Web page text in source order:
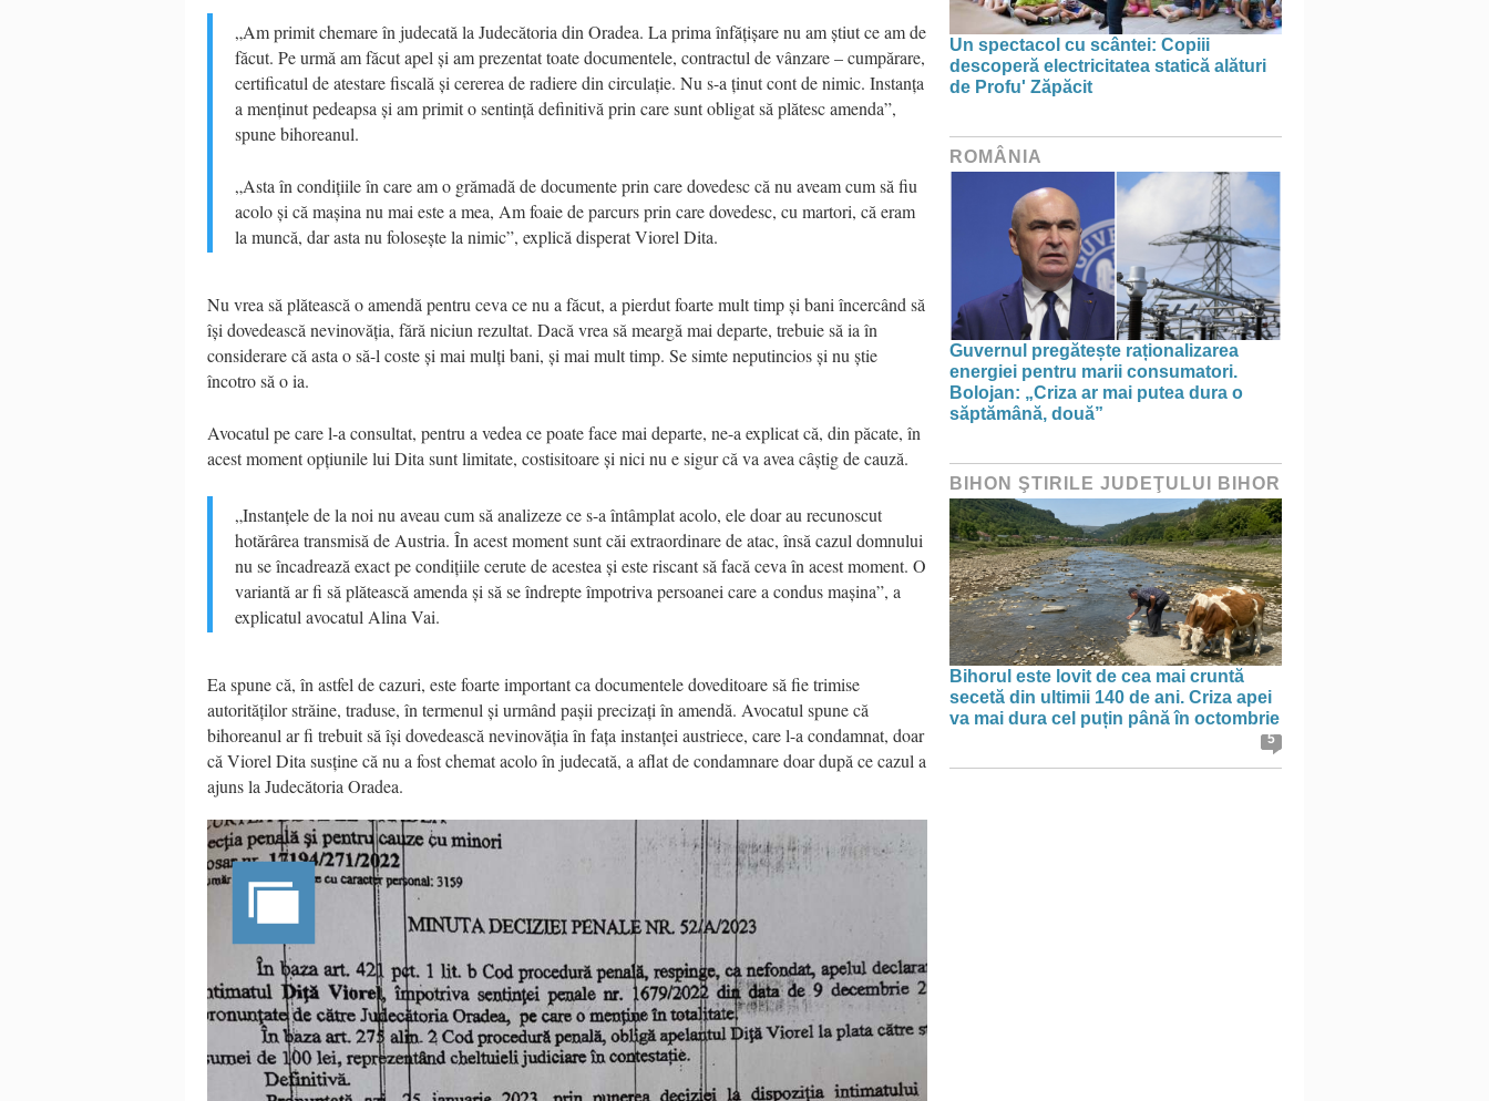
„Am primit chemare în judecată la Judecătoria din Oradea. La prima înfățișare nu am știut ce am de
făcut. Pe urmă am făcut apel și am prezentat toate documentele, contractul de vânzare – cumpărare,
certificatul de atestare fiscală și cererea de radiere din circulație. Nu s-a ținut cont de nimic. Instanța
a menținut pedeapsa și am primit o sentință definitivă prin care sunt obligat să plătesc amenda”,
spune bihoreanul.
„Asta în condițiile în care am o grămadă de documente prin care dovedesc că nu aveam cum să fiu
acolo și că mașina nu mai este a mea, Am foaie de parcurs prin care dovedesc, cu martori, că eram
la muncă, dar asta nu folosește la nimic”, explică disperat Viorel Dita.
Nu vrea să plătească o amendă pentru ceva ce nu a făcut, a pierdut foarte mult timp și bani încercând să
își dovedească nevinovăția, fără niciun rezultat. Dacă vrea să meargă mai departe, trebuie să ia în
considerare că asta o să-l coste și mai mulți bani, și mai mult timp. Se simte neputincios și nu știe
încotro să o ia.
Avocatul pe care l-a consultat, pentru a vedea ce poate face mai departe, ne-a explicat că, din păcate, în
acest moment opțiunile lui Dita sunt limitate, costisitoare și nici nu e sigur că va avea câștig de cauză.
„Instanțele de la noi nu aveau cum să analizeze ce s-a întâmplat acolo, ele doar au recunoscut
hotărârea transmisă de Austria. În acest moment sunt căi extraordinare de atac, însă cazul domnului
nu se încadrează exact pe condițiile cerute de acestea și este riscant să facă ceva în acest moment. O
variantă ar fi să plătească amenda și să se îndrepte împotriva persoanei care a condus mașina”, a
explicatul avocatul Alina Vai.
Ea spune că, în astfel de cazuri, este foarte important ca documentele doveditoare să fie trimise
autorităților străine, traduse, în termenul și urmând pașii precizați în amendă. Avocatul spune că
bihoreanul ar fi trebuit să își dovedească nevinovăția în fața instanței austriece, care l-a condamnat, doar
că Viorel Dita susține că nu a fost chemat acolo în judecată, a aflat de condamnare doar după ce cazul a
ajuns la Judecătoria Oradea.
Un spectacol cu scântei: Copiii
descoperă electricitatea statică alături
de Profu' Zăpăcit
ROMÂNIA
Guvernul pregătește raționalizarea
energiei pentru marii consumatori.
Bolojan: „Criza ar mai putea dura o
săptămână, două”
BIHON ŞTIRILE JUDEŢULUI BIHOR
Bihorul este lovit de cea mai cruntă
secetă din ultimii 140 de ani. Criza apei
va mai dura cel puțin până în octombrie
5